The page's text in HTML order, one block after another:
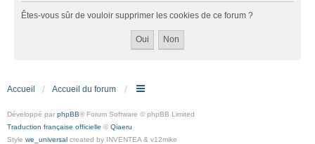
Êtes-vous sûr de vouloir supprimer les cookies de ce forum ?
Accueil Accueil du forum
Développé par phpBB® Forum Software © phpBB Limited
Traduction française officielle © Qiaeru
Style we_universal created by INVENTEA & v12mike